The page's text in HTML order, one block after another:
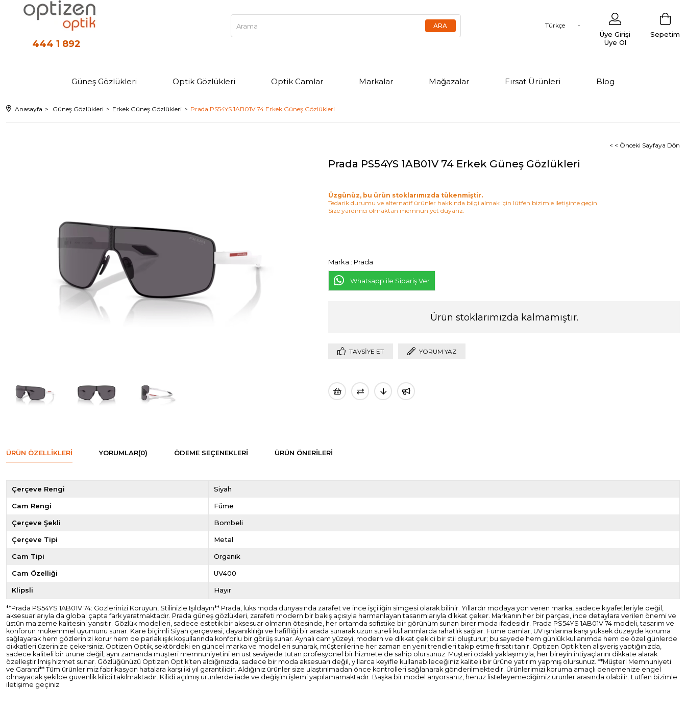
444 1 892
Türkçe
Sepetim
Üye Girişi
Üye Ol
Güneş Gözlükleri Optik Gözlükleri Optik Camlar Markalar Mağazalar Fırsat Ürünleri Blog
Anasayfa Güneş Gözlükleri Erkek Güneş Gözlükleri Prada PS54YS 1AB01V 74 Erkek Güneş Gözlükleri
< < Önceki Sayfaya Dön
Prada PS54YS 1AB01V 74 Erkek Güneş Gözlükleri
Üzgünüz, bu ürün stoklarımızda tükenmiştir.
Tedarik durumu ve alternatif ürünler hakkında bilgi almak için lütfen bizimle iletişime geçin.
Size yardımcı olmaktan memnuniyet duyarız.
Marka : Prada
Whatsapp ile Sipariş Ver
Ürün stoklarımızda kalmamıştır.
TAVSIYE ET YORUM YAZ
ÜRÜN ÖZELLIKLERI YORUMLAR(0) ÖDEME SEÇENEKLERI ÜRÜN ÖNERILERI
Çerçeve Rengi Siyah
Cam Rengi Füme
Çerçeve Şekli Bombeli
Çerçeve Tipi Metal
Cam Tipi Organik
Cam Özelliği UV400
Klipsli Hayır
**Prada PS54YS 1AB01V 74: Gözlerinizi Koruyun, Stilinizle Işıldayın** Prada, lüks moda dünyasında zarafet ve ince işçiliğin simgesi olarak bilinir. Yıllardır modaya yön veren marka, sadece kıyafetleriyle değil,
aksesuarlarıyla da global çapta fark yaratmaktadır. Prada güneş gözlükleri, zarafeti modern bir bakış açısıyla harmanlayan tasarımlarıyla dikkat çeker. Markanın her bir parçası, ince detaylara verilen önemi ve
üstün malzeme kalitesini yansıtır. Gözlük modelleri, sadece estetik bir aksesuar olmanın ötesinde, her ortamda sofistike bir görünüm sunan birer moda ifadesidir. Prada PS54YS 1AB01V 74 modeli, tasarım ve
konforun mükemmel uyumunu sunar. Kare biçimli Siyah çerçevesi, dayanıklılığı ve hafifliği bir arada sunarak uzun süreli kullanımlarda rahatlık sağlar. Füme camlar, UV ışınlarına karşı yüksek düzeyde koruma
sağlayarak hem gözlerinizi korur hem de parlak ışık koşullarında konforlu bir görüş sunar. Aynalı cam yüzeyi, modern ve dikkat çekici bir stil oluşturur; bu sayede hem günlük kullanımda hem de özel günlerde
dikkatleri üzerinize çekersiniz. Optizen Optik, sektördeki en güncel marka ve modelleri sunarak, müşterilerine her zaman en yeni trendleri takip etme fırsatı tanır. Optizen Optik’ten alışveriş yaptığınızda,
sadece kaliteli bir ürüne değil, aynı zamanda müşteri memnuniyetini en üst seviyede tutan profesyonel bir hizmete de sahip olursunuz. Müşteri odaklı yaklaşımıyla, her bireyin ihtiyaçlarını dikkate alarak
özelleştirilmiş hizmet sunar. Gözlüğünüzü Optizen Optik’ten aldığınızda, sadece bir moda aksesuarı değil, yıllarca keyifle kullanabileceğiniz kaliteli bir ürüne yatırım yapmış olursunuz. **Müşteri Memnuniyeti
ve Garanti** Tüm ürünlerimiz fabrikasyon hatalara karşı iki yıl garantilidir. Aldığınız ürünler size ulaştırılmadan önce kontrolleri sağlanarak gönderilmektedir. Ürünlerimizi koruma amaçlı denemenize engel
olmayacak şekilde güvenlik kilidi takılmaktadır. Kilidi açılmış ürünlerde iade ve değişim işlemi yapılamamaktadır. Başka bir model arıyorsanız, henüz listeleyemediğimiz ürünler arasında olabilir. Lütfen bizimle
iletişime geçiniz.